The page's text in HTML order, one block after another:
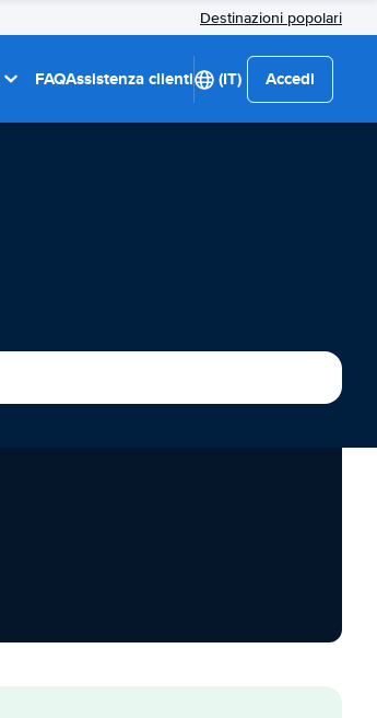
Destinazioni popolari
FAQAssistenza clienti (IT) Accedi